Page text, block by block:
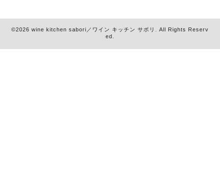
©2026 wine kitchen sabori／ワイン キッチン サボリ
. All Rights Reserv
ed.